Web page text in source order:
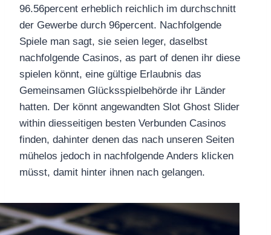
96.56percent erheblich reichlich im durchschnitt
der Gewerbe durch 96percent. Nachfolgende
Spiele man sagt, sie seien leger, daselbst
nachfolgende Casinos, as part of denen ihr diese
spielen könnt, eine gültige Erlaubnis das
Gemeinsamen Glücksspielbehörde ihr Länder
hatten. Der könnt angewandten Slot Ghost Slider
within diesseitigen besten Verbunden Casinos
finden, dahinter denen das nach unseren Seiten
mühelos jedoch in nachfolgende Anders klicken
müsst, damit hinter ihnen nach gelangen.